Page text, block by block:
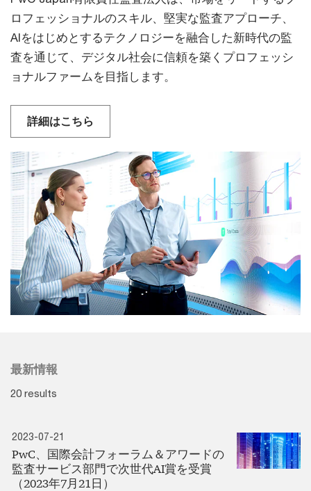
ロフェッショナルのスキル、堅実な監査アプローチ、
AIをはじめとするテクノロジーを融合した新時代の監
査を通じて、デジタル社会に信頼を築くプロフェッシ
ョナルファームを目指します。
詳細はこちら
最新情報
20 results
2023-07-21
PwC、国際会計フォーラム＆アワードの
監査サービス部門で次世代AI賞を受賞
（2023年7月21日）